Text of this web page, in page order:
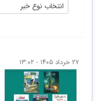
انتخاب نوع خبر
۲۷ خرداد ۱۴۰۵ - ۱۳:۰۲